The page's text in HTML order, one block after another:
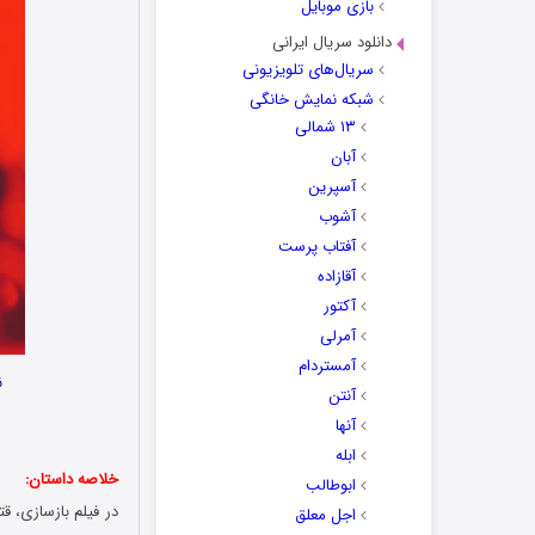
بازی موبایل
دانلود سریال ایرانی
سریال‌های تلویزیونی
شبکه نمایش خانگی
۱۳ شمالی
آبان
آسپرین
آشوب
آفتاب پرست
آقازاده
آکتور
آمرلی
آمستردام
آنتن
آنها
ابله
ابوطالب
اجل معلق
خلاصه داستان:
در فیلم بازسازی،